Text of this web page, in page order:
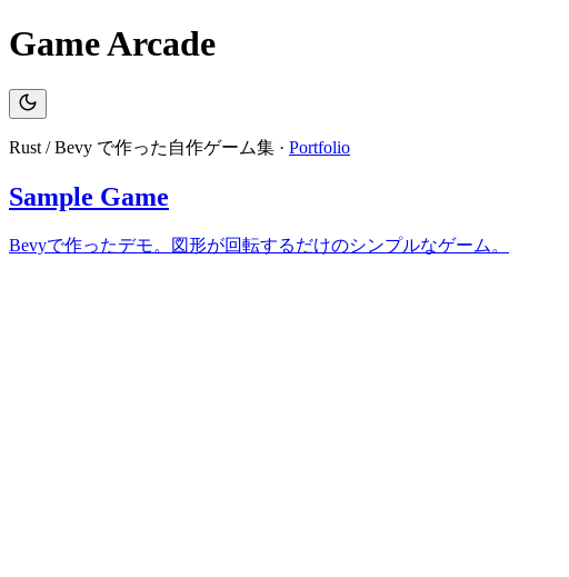
Game Arcade
Rust / Bevy で作った自作ゲーム集 · Portfolio
Sample Game
Bevyで作ったデモ。図形が回転するだけのシンプルなゲーム。